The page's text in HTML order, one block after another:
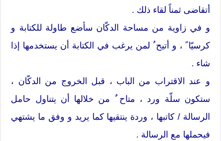
أتقاضى ثمناً لقاء ذلك .
و في زاوية من مساحة الدكّان سأضع طاولة للكتابة و
كرسيّا ً ، و أتيح ُ لمن يرغب في الكتابة أن يستخدمها إذا
شاء .
و عند الاقتراب من الباب ، قبل الخروج من الدكّان ،
ستكون سلّة ورد ، متاح ٌ من خلالها أن يتناول حامل
الرسالة / كاتبها ، وردة ينتقيها كما يريد و وفق ما يشتهي
فيحملها مع الرسالة .